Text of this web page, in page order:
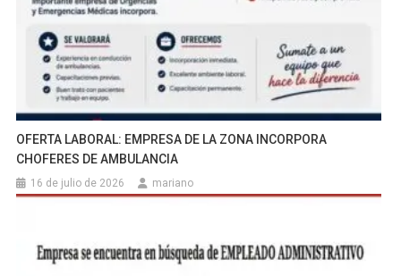
OFERTA LABORAL: EMPRESA DE LA ZONA INCORPORA
CHOFERES DE AMBULANCIA
16 de julio de 2026 mariano